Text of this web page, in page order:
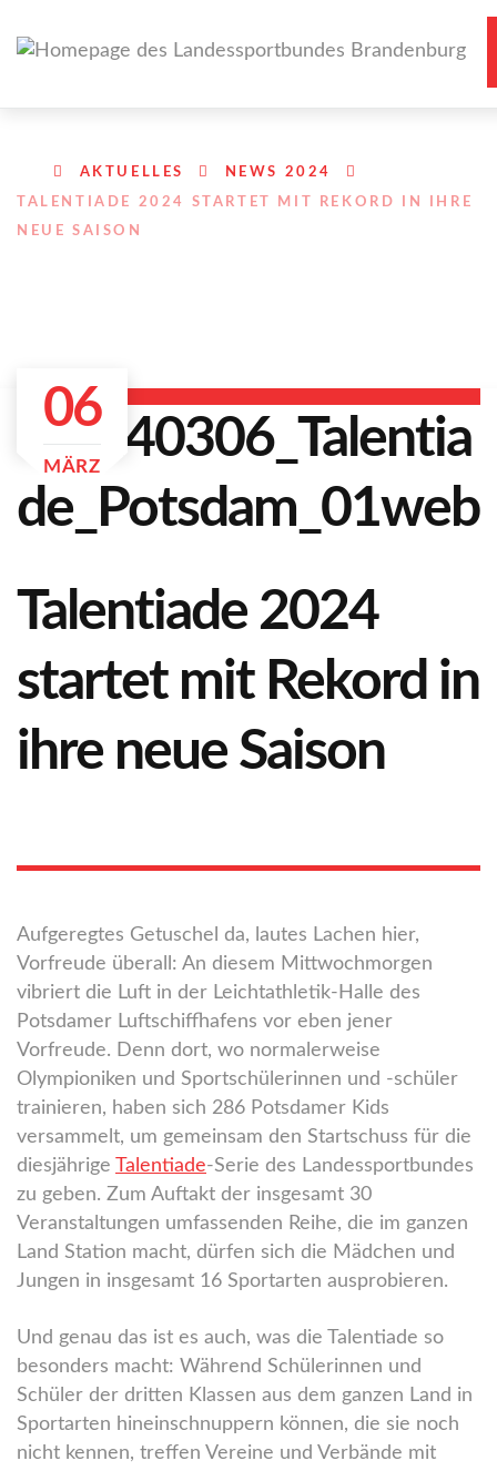
AKTUELLES NEWS 2024
TALENTIADE 2024 STARTET MIT REKORD IN IHRE
NEUE SAISON
06
MÄRZ
Talentiade 2024
startet mit Rekord in
ihre neue Saison
Aufgeregtes Getuschel da, lautes Lachen hier,
Vorfreude überall: An diesem Mittwochmorgen
vibriert die Luft in der Leichtathletik-Halle des
Potsdamer Luftschiffhafens vor eben jener
Vorfreude. Denn dort, wo normalerweise
Olympioniken und Sportschülerinnen und -schüler
trainieren, haben sich 286 Potsdamer Kids
versammelt, um gemeinsam den Startschuss für die
diesjährige Talentiade-Serie des Landessportbundes
zu geben. Zum Auftakt der insgesamt 30
Veranstaltungen umfassenden Reihe, die im ganzen
Land Station macht, dürfen sich die Mädchen und
Jungen in insgesamt 16 Sportarten ausprobieren.
Und genau das ist es auch, was die Talentiade so
besonders macht: Während Schülerinnen und
Schüler der dritten Klassen aus dem ganzen Land in
Sportarten hineinschnuppern können, die sie noch
nicht kennen, treffen Vereine und Verbände mit